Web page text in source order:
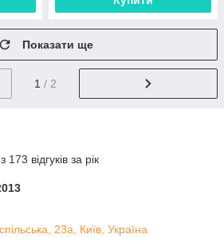
Показати ще
1 / 2
відгуків за рік
23а, Київ, Україна